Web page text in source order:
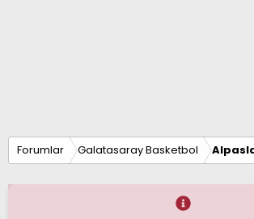
Forumlar Galatasaray Basketbol